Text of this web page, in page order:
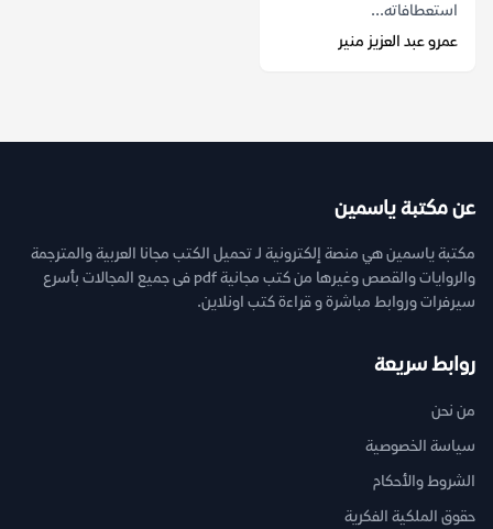
استعطافاته...
عمرو عبد العزيز منير
عن مكتبة ياسمين
مكتبة ياسمين هي منصة إلكترونية لـ تحميل الكتب مجانا العربية والمترجمة
والروايات والقصص وغيرها من كتب مجانية pdf فى جميع المجالات بأسرع
سيرفرات وروابط مباشرة و قراءة كتب اونلاين.
روابط سريعة
من نحن
سياسة الخصوصية
الشروط والأحكام
حقوق الملكية الفكرية